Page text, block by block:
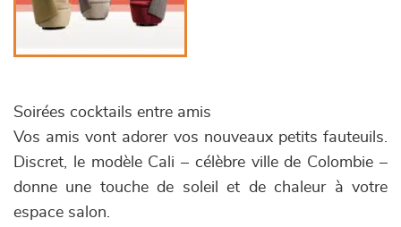
Soirées cocktails entre amis
Vos amis vont adorer vos nouveaux petits fauteuils.
Discret, le modèle Cali – célèbre ville de Colombie –
donne une touche de soleil et de chaleur à votre
espace salon.